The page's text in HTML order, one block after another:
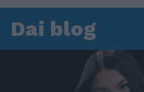
Dai blog